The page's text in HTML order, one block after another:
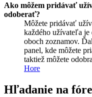
Ako môžem pridávať
odoberať?
Môžete pridávať
každého užívateľa je
oboch zoznamov.
panel, kde môžete
taktiež môžete
Hore
Hľadanie na fóre